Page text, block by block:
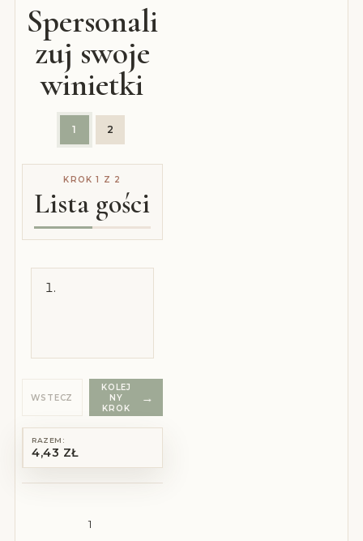
Spersonali
zuj swoje
winietki
1 2
KROK 1 Z 2
Lista gości
WSTECZ
KOLEJ
NY
KROK
RAZEM:
4,43 ZŁ